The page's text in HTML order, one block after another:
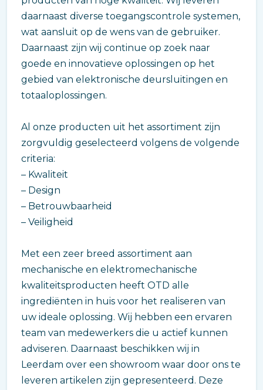
daarnaast diverse toegangscontrole systemen,
wat aansluit op de wens van de gebruiker.
Daarnaast zijn wij continue op zoek naar
goede en innovatieve oplossingen op het
gebied van elektronische deursluitingen en
totaaloplossingen.
Al onze producten uit het assortiment zijn
zorgvuldig geselecteerd volgens de volgende
criteria:
– Kwaliteit
– Design
– Betrouwbaarheid
– Veiligheid
Met een zeer breed assortiment aan
mechanische en elektromechanische
kwaliteitsproducten heeft OTD alle
ingrediënten in huis voor het realiseren van
uw ideale oplossing. Wij hebben een ervaren
team van medewerkers die u actief kunnen
adviseren. Daarnaast beschikken wij in
Leerdam over een showroom waar door ons te
leveren artikelen zijn gepresenteerd. Deze